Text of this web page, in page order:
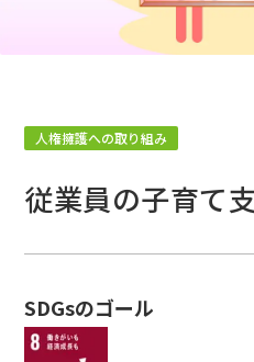
人権擁護への取り組み
従業員の子育て
SDGsのゴール